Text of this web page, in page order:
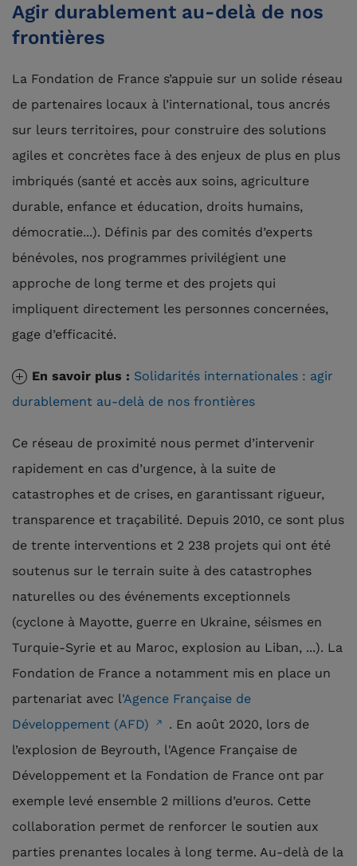
Agir durablement au-delà de nos
frontières
La Fondation de France s’appuie sur un solide réseau
de partenaires locaux à l’international, tous ancrés
sur leurs territoires, pour construire des solutions
agiles et concrètes face à des enjeux de plus en plus
imbriqués (santé et accès aux soins, agriculture
durable, enfance et éducation, droits humains,
démocratie...). Définis par des comités d’experts
bénévoles, nos programmes privilégient une
approche de long terme et des projets qui
impliquent directement les personnes concernées,
gage d’efficacité.
En savoir plus : Solidarités internationales : agir
durablement au-delà de nos frontières
Ce réseau de proximité nous permet d’intervenir
rapidement en cas d’urgence, à la suite de
catastrophes et de crises, en garantissant rigueur,
transparence et traçabilité. Depuis 2010, ce sont plus
de trente interventions et 2 238 projets qui ont été
soutenus sur le terrain suite à des catastrophes
naturelles ou des événements exceptionnels
(cyclone à Mayotte, guerre en Ukraine, séismes en
Turquie-Syrie et au Maroc, explosion au Liban, ...). La
Fondation de France a notamment mis en place un
partenariat avec l'Agence Française de
Développement (AFD)
. En août 2020, lors de
l’explosion de Beyrouth, l'Agence Française de
Développement et la Fondation de France ont par
exemple levé ensemble 2 millions d’euros. Cette
collaboration permet de renforcer le soutien aux
parties prenantes locales à long terme. Au-delà de la